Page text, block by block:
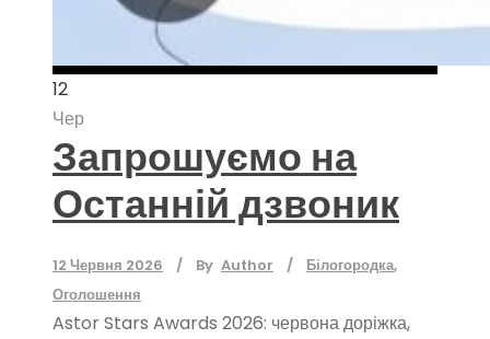
12
Чер
Запрошуємо на
Останній дзвоник
12 Червня 2026 By Author Білогородка,
Оголошення
Astor Stars Awards 2026: червона доріжка,